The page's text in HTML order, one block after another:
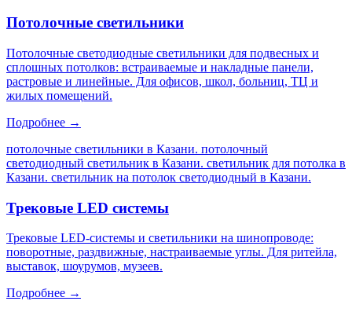
Потолочные светильники
Потолочные светодиодные светильники для подвесных и
сплошных потолков: встраиваемые и накладные панели,
растровые и линейные. Для офисов, школ, больниц, ТЦ и
жилых помещений.
Подробнее →
потолочные светильники в Казани. потолочный
светодиодный светильник в Казани. светильник для потолка в
Казани. светильник на потолок светодиодный в Казани.
Трековые LED системы
Трековые LED-системы и светильники на шинопроводе:
поворотные, раздвижные, настраиваемые углы. Для ритейла,
выставок, шоурумов, музеев.
Подробнее →